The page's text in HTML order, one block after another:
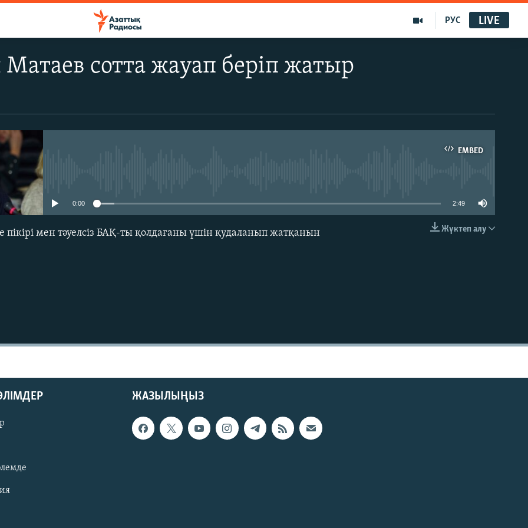
РУС LIVE
Матаев сотта жауап беріп жатыр
EMBED
EMBED
0:00 2:49
Жүктеп алу
пікірі мен тәуелсіз БАҚ-ты қолдағаны үшін қудаланып жатқанын
ЖАЗЫЛЫҢЫЗ